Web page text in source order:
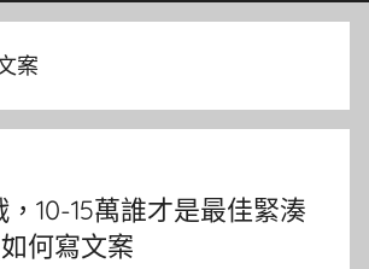
案
，10-15萬誰才是最佳緊湊
何寫文案